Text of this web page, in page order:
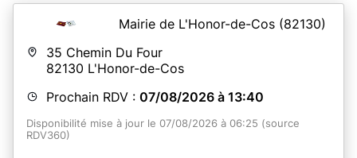
Mairie de L'Honor-de-Cos (82130)
35 Chemin Du Four
82130 L'Honor-de-Cos
Prochain RDV : 07/08/2026 à 13:40
Disponibilité mise à jour le 07/08/2026 à 06:25 (source
RDV360)